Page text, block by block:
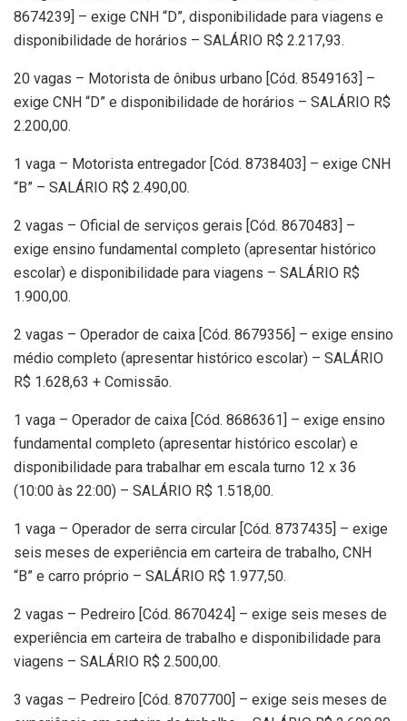
8674239] – exige CNH “D”, disponibilidade para viagens e
disponibilidade de horários – SALÁRIO R$ 2.217,93.
20 vagas – Motorista de ônibus urbano [Cód. 8549163] –
exige CNH “D” e disponibilidade de horários – SALÁRIO R$
2.200,00.
1 vaga – Motorista entregador [Cód. 8738403] – exige CNH
“B” – SALÁRIO R$ 2.490,00.
2 vagas – Oficial de serviços gerais [Cód. 8670483] –
exige ensino fundamental completo (apresentar histórico
escolar) e disponibilidade para viagens – SALÁRIO R$
1.900,00.
2 vagas – Operador de caixa [Cód. 8679356] – exige ensino
médio completo (apresentar histórico escolar) – SALÁRIO
R$ 1.628,63 + Comissão.
1 vaga – Operador de caixa [Cód. 8686361] – exige ensino
fundamental completo (apresentar histórico escolar) e
disponibilidade para trabalhar em escala turno 12 x 36
(10:00 às 22:00) – SALÁRIO R$ 1.518,00.
1 vaga – Operador de serra circular [Cód. 8737435] – exige
seis meses de experiência em carteira de trabalho, CNH
“B” e carro próprio – SALÁRIO R$ 1.977,50.
2 vagas – Pedreiro [Cód. 8670424] – exige seis meses de
experiência em carteira de trabalho e disponibilidade para
viagens – SALÁRIO R$ 2.500,00.
3 vagas – Pedreiro [Cód. 8707700] – exige seis meses de